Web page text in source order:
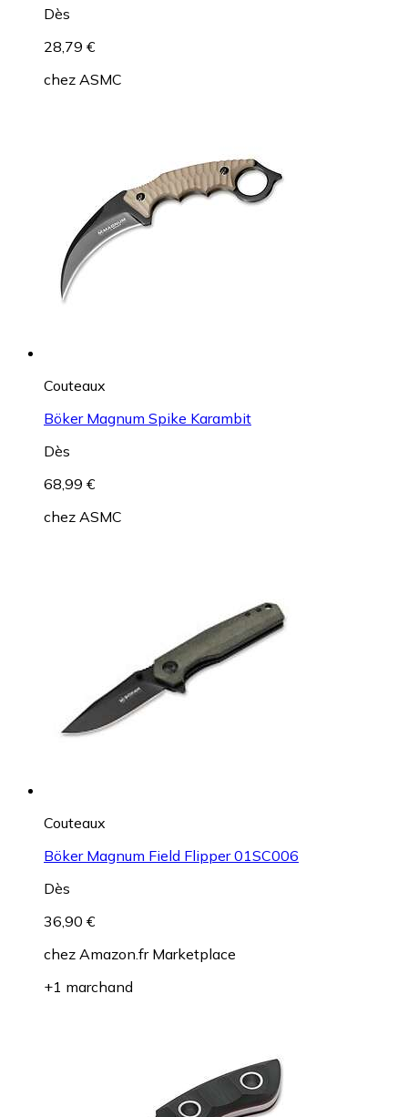
Dès
28,79 €
chez ASMC
Couteaux
Böker Magnum Spike Karambit
Dès
68,99 €
chez ASMC
Couteaux
Böker Magnum Field Flipper 01SC006
Dès
36,90 €
chez Amazon.fr Marketplace
+1 marchand